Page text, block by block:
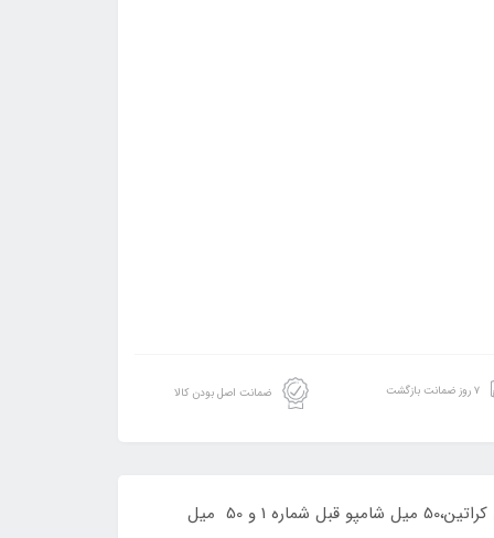
۷ روز ضمانت بازگشت ضمانت اصل بودن کالا
به دليل تقاضاي زياد مشتريان و همکاران عزيز فروش ميلي اين کراتين را در قالب سايت به ازاي خريد هر 100 ميل از مواد اصلي کراتين،50 ميل شامپو قبل شماره 1 و 50 ميل